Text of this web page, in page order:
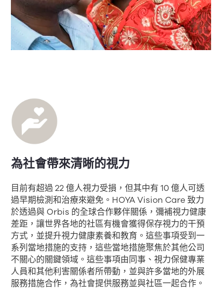
為社會帶來清晰的視力
目前有超過 22 億人視力受損，但其中有 10 億人可透
過早期檢測和治療來避免。HOYA Vision Care 致力
於透過與 Orbis 的全球合作夥伴關係，彌補視力健康
差距，讓世界各地的社區有機會獲得保存視力的干預
方式，並提升視力健康素養和教育。這些事項受到一
系列當地措施的支持，這些當地措施聚焦於其他公司
不關心的關鍵領域。這些事項由同事、視力保健專業
人員和其他利害關係者所帶動，並與許多當地的外展
服務措施合作，為社會提供服務並與社區一起合作。